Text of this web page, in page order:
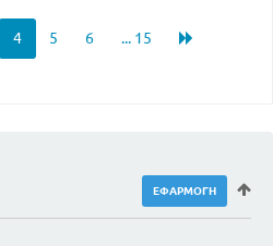
4 5 6 ... 15